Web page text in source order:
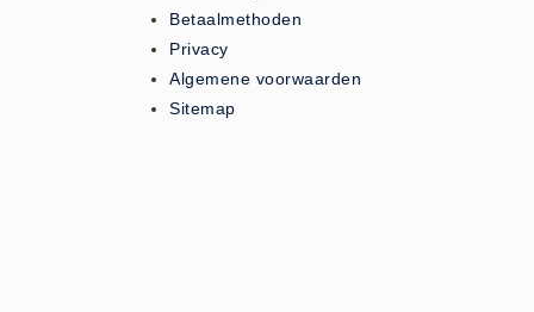
Vitamines en mineralen (0)
Eerste Hulp Paneel
Eerste Hulp Paneel (0)
Betaalmethoden
Privacy
Algemene voorwaarden
Sitemap